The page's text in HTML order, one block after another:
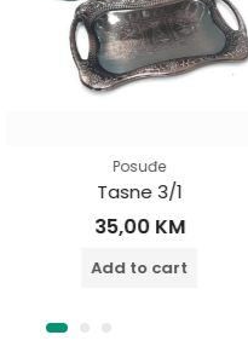
Tasne 3/1
KM
Add to cart